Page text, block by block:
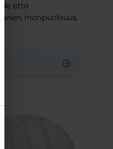
että
monipuolisuus,